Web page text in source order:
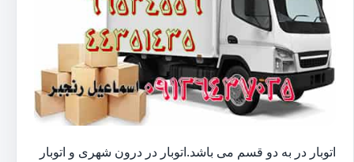
اتوبار در به دو قسم می باشد.اتوبار در درون شهری و اتوبار